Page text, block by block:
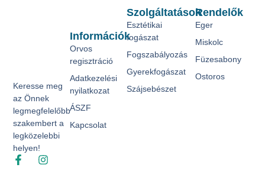
Keresse meg
az Önnek
legmegfelelőbb
szakembert a
legközelebbi
helyen!
Szolgáltatások
Esztétikai
fogászat
Fogszabályozás
Gyerekfogászat
Szájsebészet
Információk
Orvos
regisztráció
Adatkezelési
nyilatkozat
ÁSZF
Kapcsolat
Rendelők
Eger
Miskolc
Füzesabony
Ostoros